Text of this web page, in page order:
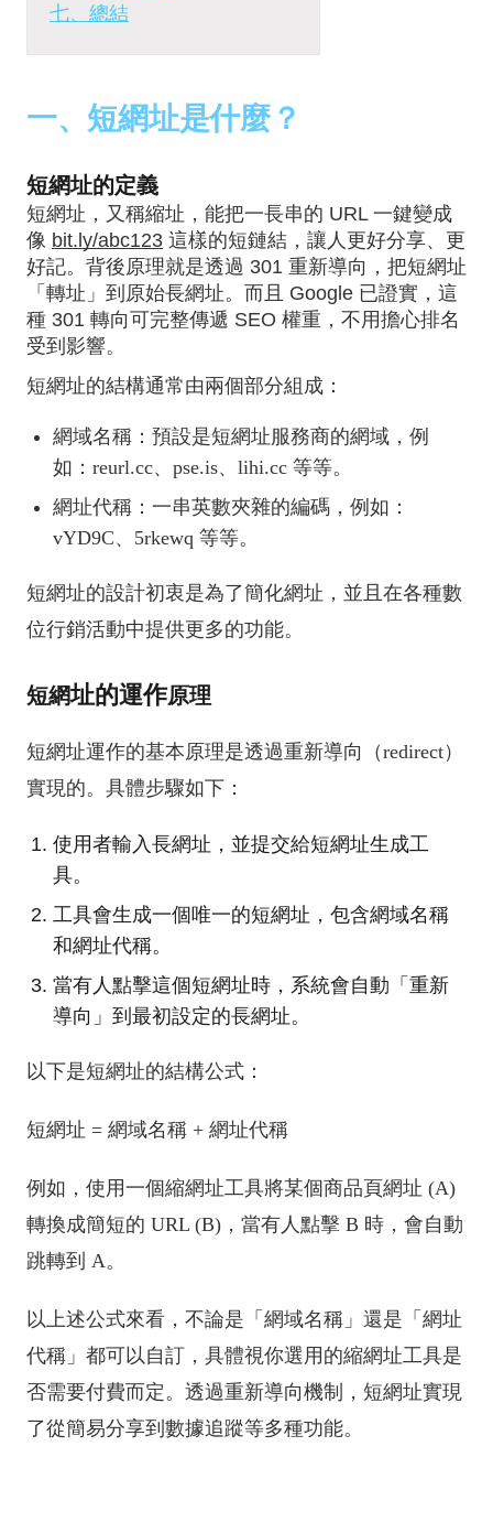
七、總結
一、短網址是什麼？
短網址的定義
短網址，又稱縮址，能把一長串的 URL 一鍵變成
像 bit.ly/abc123 這樣的短鏈結，讓人更好分享、更
好記。背後原理就是透過 301 重新導向，把短網址
「轉址」到原始長網址。而且 Google 已證實，這
種 301 轉向可完整傳遞 SEO 權重，不用擔心排名
受到影響。
短網址的結構通常由兩個部分組成：
網域名稱：預設是短網址服務商的網域，例
如：reurl.cc、pse.is、lihi.cc 等等。
網址代稱：一串英數夾雜的編碼，例如：
vYD9C、5rkewq 等等。
短網址的設計初衷是為了簡化網址，並且在各種數
位行銷活動中提供更多的功能。
短網址的運作原理
短網址運作的基本原理是透過重新導向（redirect）
實現的。具體步驟如下：
使用者輸入長網址，並提交給短網址生成工
具。
工具會生成一個唯一的短網址，包含網域名稱
和網址代稱。
當有人點擊這個短網址時，系統會自動「重新
導向」到最初設定的長網址。
以下是短網址的結構公式：
短網址 = 網域名稱 + 網址代稱
例如，使用一個縮網址工具將某個商品頁網址 (A)
轉換成簡短的 URL (B)，當有人點擊 B 時，會自動
跳轉到 A。
以上述公式來看，不論是「網域名稱」還是「網址
代稱」都可以自訂，具體視你選用的縮網址工具是
否需要付費而定。透過重新導向機制，短網址實現
了從簡易分享到數據追蹤等多種功能。